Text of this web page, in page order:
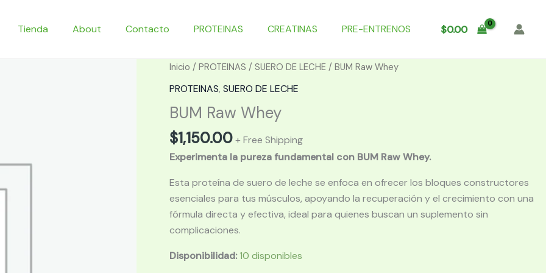
Tienda About Contacto PROTEINAS CREATINAS PRE-ENTRENOS $0.00
Inicio / PROTEINAS / SUERO DE LECHE/ BUM Raw Whey
PROTEINAS, SUERO DE LECHE
BUM Raw Whey
$1,150.00 + Free Shipping
Experimenta la pureza fundamental con BUM Raw Whey.
Esta proteína de suero de leche se enfoca en ofrecer los bloques constructores
esenciales para tus músculos, apoyando la recuperación y el crecimiento con una
fórmula directa y efectiva, ideal para quienes buscan un suplemento sin
complicaciones.
Disponibilidad: 10 disponibles